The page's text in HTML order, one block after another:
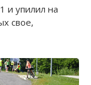
и упилил на
свое,